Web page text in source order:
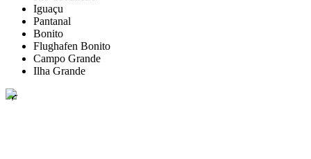
Iguaçu
Pantanal
Bonito
Flughafen Bonito
Campo Grande
Ilha Grande